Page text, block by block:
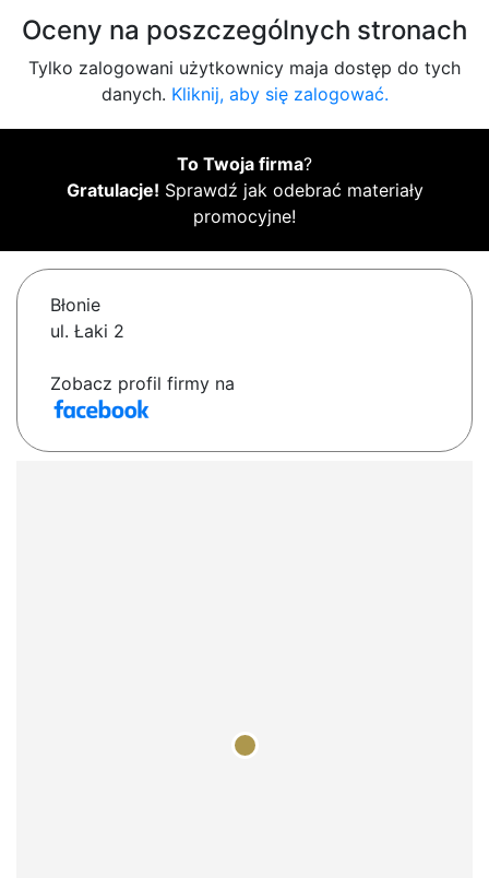
Oceny na poszczególnych stronach
Tylko zalogowani użytkownicy maja dostęp do tych
danych. Kliknij, aby się zalogować.
To Twoja firma?
Gratulacje! Sprawdź jak odebrać materiały
promocyjne!
Błonie
ul. Łaki 2
Zobacz profil firmy na